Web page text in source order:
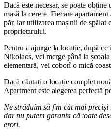
Dacă este necesar, se poate
masă la cerere. Fiecare
păr, iar utilizarea mașinii de spălat
proprietarului.
Pentru a ajunge la locație, după
Nikolaos, vei merge până la
elementară, vei coborî o mică
Dacă căutați o locație complet
Apartment este alegerea perfectă
Ne străduim să fim cât mai preciși
dar nu putem garanta că toate
erori.